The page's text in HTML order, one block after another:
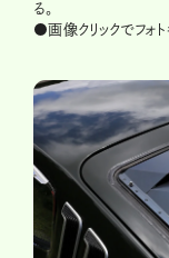
る。
●画像クリックでフォト